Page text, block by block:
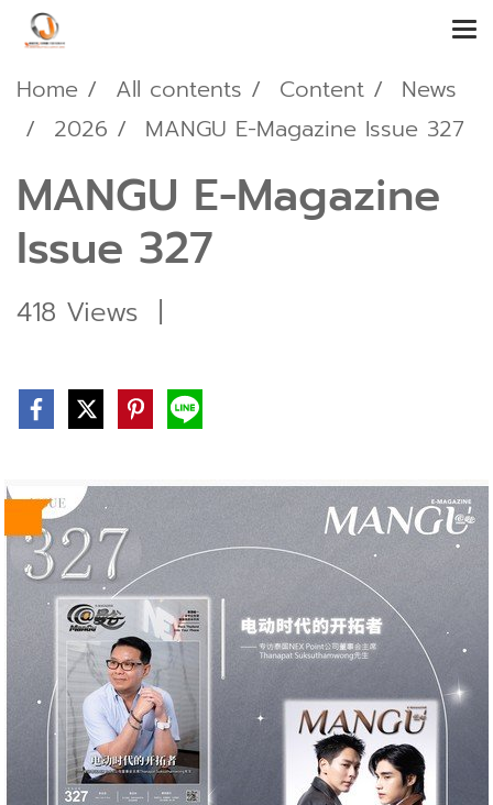
Home All contents Content
News
2026
MANGU E-Magazine Issue 327
MANGU E-Magazine
Issue 327
418 Views |